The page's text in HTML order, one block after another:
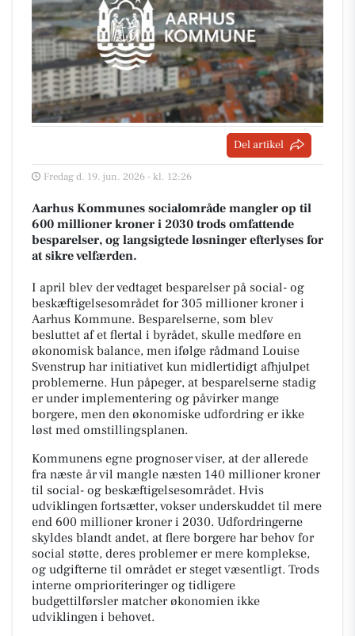
Del artikel
Fredag d. 19. jun. 2026 - kl. 12:26
Aarhus Kommunes socialområde mangler op til
600 millioner kroner i 2030 trods omfattende
besparelser, og langsigtede løsninger efterlyses for
at sikre velfærden.
I april blev der vedtaget besparelser på social- og
beskæftigelsesområdet for 305 millioner kroner i
Aarhus Kommune. Besparelserne, som blev
besluttet af et flertal i byrådet, skulle medføre en
økonomisk balance, men ifølge rådmand Louise
Svenstrup har initiativet kun midlertidigt afhjulpet
problemerne. Hun påpeger, at besparelserne stadig
er under implementering og påvirker mange
borgere, men den økonomiske udfordring er ikke
løst med omstillingsplanen.
Kommunens egne prognoser viser, at der allerede
fra næste år vil mangle næsten 140 millioner kroner
til social- og beskæftigelsesområdet. Hvis
udviklingen fortsætter, vokser underskuddet til mere
end 600 millioner kroner i 2030. Udfordringerne
skyldes blandt andet, at flere borgere har behov for
social støtte, deres problemer er mere komplekse,
og udgifterne til området er steget væsentligt. Trods
interne omprioriteringer og tidligere
budgettilførsler matcher økonomien ikke
udviklingen i behovet.